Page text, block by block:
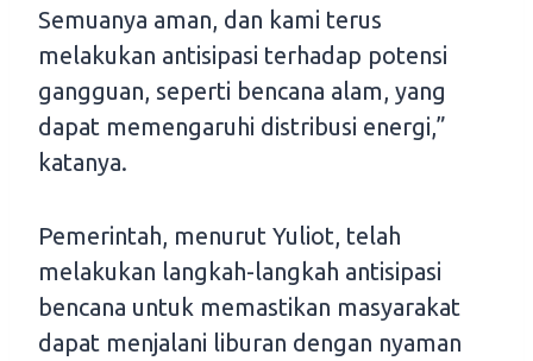
Semuanya aman, dan kami terus
melakukan antisipasi terhadap potensi
gangguan, seperti bencana alam, yang
dapat memengaruhi distribusi energi,”
katanya.
Pemerintah, menurut Yuliot, telah
melakukan langkah-langkah antisipasi
bencana untuk memastikan masyarakat
dapat menjalani liburan dengan nyaman